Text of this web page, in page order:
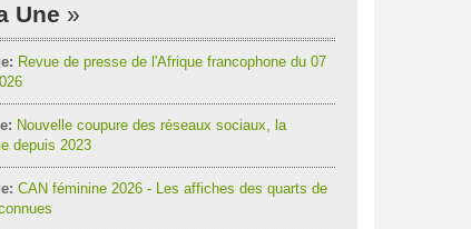
Une
Revue de presse de l'Afrique francophone du 07
Nouvelle coupure des réseaux sociaux, la
depuis 2023
CAN féminine 2026 - Les affiches des quarts de